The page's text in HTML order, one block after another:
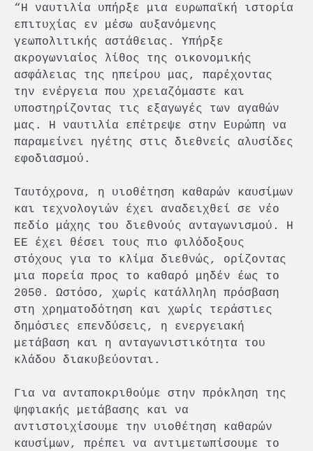
“Η ναυτιλία υπήρξε μια ευρωπαϊκή ιστορία
επιτυχίας εν μέσω αυξανόμενης
γεωπολιτικής αστάθειας. Υπήρξε
ακρογωνιαίος λίθος της οικονομικής
ασφάλειας της ηπείρου μας, παρέχοντας
την ενέργεια που χρειαζόμαστε και
υποστηρίζοντας τις εξαγωγές των αγαθών
μας. Η ναυτιλία επέτρεψε στην Ευρώπη να
παραμείνει ηγέτης στις διεθνείς αλυσίδες
εφοδιασμού.
Ταυτόχρονα, η υιοθέτηση καθαρών καυσίμων
και τεχνολογιών έχει αναδειχθεί σε νέο
πεδίο μάχης του διεθνούς ανταγωνισμού. Η
ΕΕ έχει θέσει τους πιο φιλόδοξους
στόχους για το κλίμα διεθνώς, ορίζοντας
μια πορεία προς το καθαρό μηδέν έως το
2050. Ωστόσο, χωρίς κατάλληλη πρόσβαση
στη χρηματοδότηση και χωρίς τεράστιες
δημόσιες επενδύσεις, η ενεργειακή
μετάβαση και η ανταγωνιστικότητα του
κλάδου διακυβεύονται.
Για να ανταποκριθούμε στην πρόκληση της
ψηφιακής μετάβασης και να
αντιστοιχίσουμε την υιοθέτηση καθαρών
καυσίμων, πρέπει να αντιμετωπίσουμε το